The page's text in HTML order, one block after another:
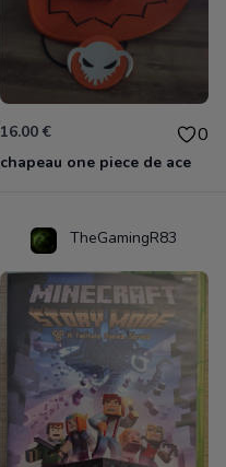
16.00 € 0
chapeau one piece de ace
TheGamingR83